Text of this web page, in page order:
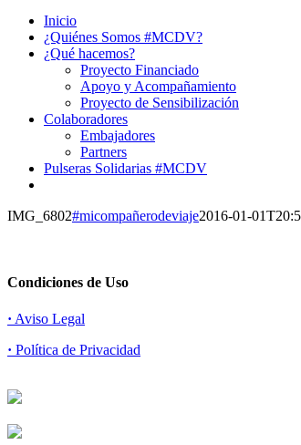
Inicio
¿Quiénes Somos #MCDV?
¿Qué hacemos?
Proyecto Financiado
Apoyo y Acompañamiento
Proyecto de Sensibilización
Colaboradores
Embajadores
Partners
Pulseras Solidarias #MCDV
IMG_6802#micompañerodeviaje2016-01-
Condiciones de Uso
· Aviso Legal
· Política de Privacidad